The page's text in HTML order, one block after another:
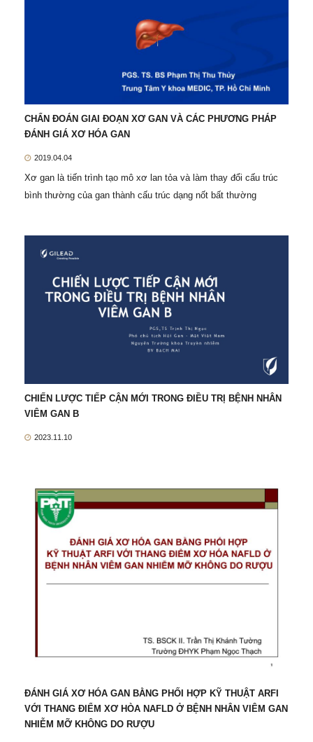
CHẨN ĐOÁN GIAI ĐOẠN XƠ GAN VÀ CÁC PHƯƠNG PHÁP
ĐÁNH GIÁ XƠ HÓA GAN
2019.04.04
Xơ gan là tiến trình tạo mô xơ lan tỏa và làm thay đổi cấu trúc
bình thường của gan thành cấu trúc dạng nốt bất thường
CHIẾN LƯỢC TIẾP CẬN MỚI TRONG ĐIỀU TRỊ BỆNH NHÂN
VIÊM GAN B
2023.11.10
ĐÁNH GIÁ XƠ HÓA GAN BẰNG PHỐI HỢP KỸ THUẬT ARFI
VỚI THANG ĐIỂM XƠ HÒA NAFLD Ở BỆNH NHÂN VIÊM GAN
NHIỄM MỠ KHÔNG DO RƯỢU